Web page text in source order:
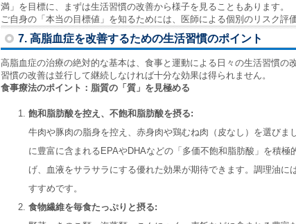
満」を目標に、まずは生活習慣の改善から様子を見ることもあります。
ご自身の「本当の目標値」を知るためには、医師による個別のリスク評
7. 高脂血症を改善するための生活習慣のポイント
高脂血症の治療の絶対的な基本は、食事と運動による日々の生活習慣
習慣の改善は並行して継続しなければ十分な効果は得られません。
食事療法のポイント：脂質の「質」を見極める
飽和脂肪酸を控え、不飽和脂肪酸を摂る:
牛肉や豚肉の脂身を控え、赤身肉や鶏むね肉（皮なし）を選び
に豊富に含まれるEPAやDHAなどの「多価不飽和脂肪酸」を積
げ、血液をサラサラにする優れた効果が期待できます。調理油
すすめです。
食物繊維を毎食たっぷりと摂る: